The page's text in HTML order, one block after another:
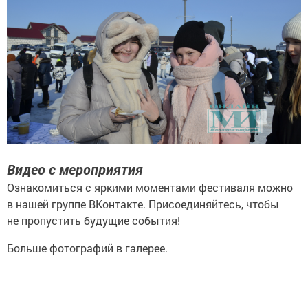
Видео с мероприятия
Ознакомиться с яркими моментами фестиваля можно
в нашей группе ВКонтакте. Присоединяйтесь, чтобы
не пропустить будущие события!
Больше фотографий в галерее.